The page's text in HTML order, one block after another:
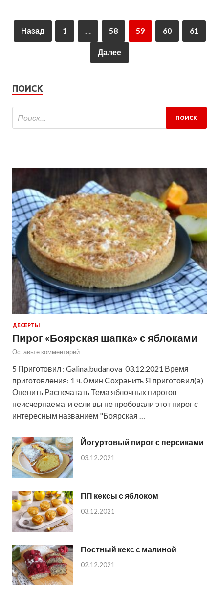
Назад 1 … 58 59 60 61
Далее
ПОИСК
ДЕСЕРТЫ
Пирог «Боярская шапка» с яблоками
Оставьте комментарий
5 Приготовил : Galina.budanova 03.12.2021 Время
приготовления: 1 ч. 0 мин Сохранить Я приготовил(а)
Оценить Распечатать Тема яблочных пирогов
неисчерпаема, и если вы не пробовали этот пирог с
интересным названием "Боярская …
Йогуртовый пирог с персиками
03.12.2021
ПП кексы с яблоком
03.12.2021
Постный кекс с малиной
02.12.2021